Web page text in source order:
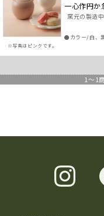
※写真はピンクです。
一心作円か
窯元の製造
●カラー/白、
1 ～ 1